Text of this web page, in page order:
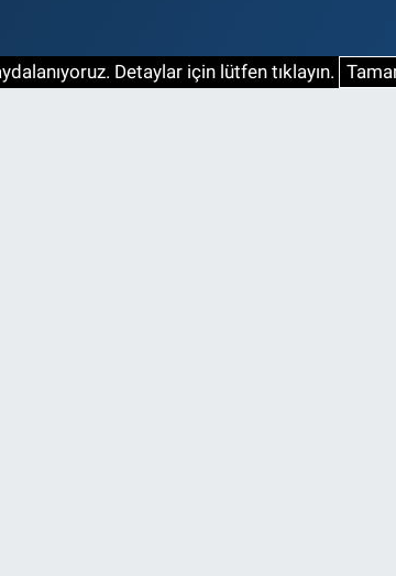
Detaylar için lütfen tıklayın.